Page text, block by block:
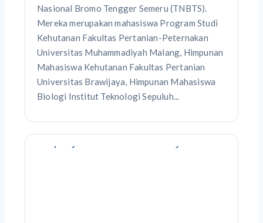
Nasional Bromo Tengger Semeru (TNBTS).
Mereka merupakan mahasiswa Program Studi
Kehutanan Fakultas Pertanian-Peternakan
Universitas Muhammadiyah Malang, Himpunan
Mahasiswa Kehutanan Fakultas Pertanian
Universitas Brawijaya, Himpunan Mahasiswa
Biologi Institut Teknologi Sepuluh...